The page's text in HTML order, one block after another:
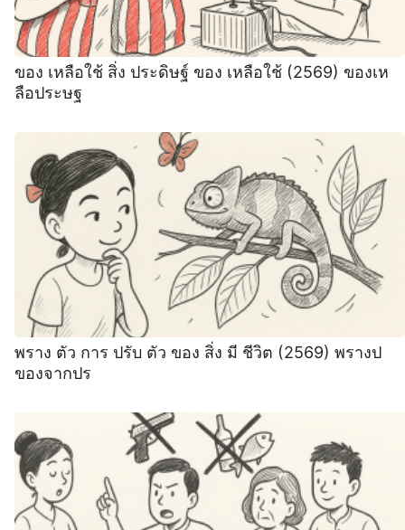
ของ เหลือใช้ สิ่ง ประดิษฐ์ ของ เหลือใช้ (2569) ของเห
ลือประษฐ
พราง ตัว การ ปรับ ตัว ของ สิ่ง มี ชีวิต (2569) พรางป
ของจากปร